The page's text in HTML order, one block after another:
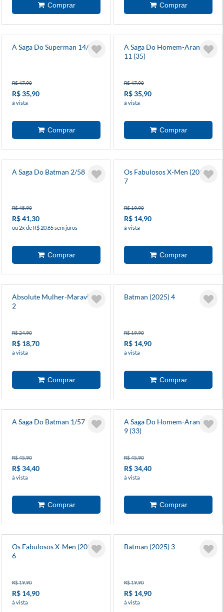
A Saga Do Superman 14/38
R$ 47,90
R$ 35,90
à vista
A Saga Do Homem-Aranha
11 (35)
R$ 47,90
R$ 35,90
à vista
A Saga Do Batman 2/58
R$ 45,90
R$ 41,30
ou 2x de R$ 20,65 sem juros
Os Fabulosos X-Men (2025)
7
R$ 19,90
R$ 14,90
à vista
Absolute Mulher-Maravilha
2
R$ 24,90
R$ 18,70
à vista
Batman (2025) 4
R$ 19,90
R$ 14,90
à vista
A Saga Do Batman 1/57
R$ 45,90
R$ 34,40
à vista
A Saga Do Homem-Aranha
9 (33)
R$ 45,90
R$ 34,40
à vista
Os Fabulosos X-Men (2025)
6
R$ 19,90
R$ 14,90
à vista
Batman (2025) 3
R$ 19,90
R$ 14,90
à vista